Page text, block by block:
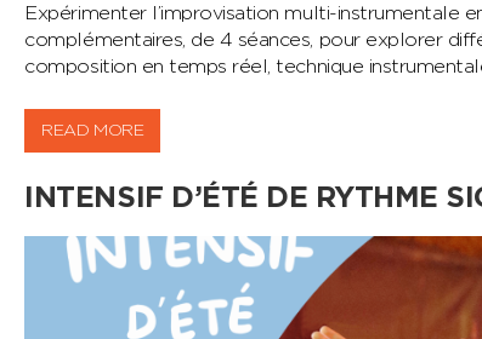
Expérimenter l’improvisation multi-instrumentale
complémentaires, de 4 séances, pour explorer
composition en temps réel, technique
READ MORE
INTENSIF D’ÉTÉ DE RYTHME